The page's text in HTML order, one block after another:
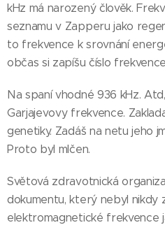
kHz má narozený člověk.
seznamu v Zapperu jako
to frekvence k srovnání
občas si zapíšu číslo
Na spaní vhodné 936 kHz.
Garjajevovy frekvence.
genetiky. Zadáš na netu jeho
Proto byl mlčen.
Světová zdravotnická
dokumentu, který nebyl nikdy
elektromagnetické frekvence